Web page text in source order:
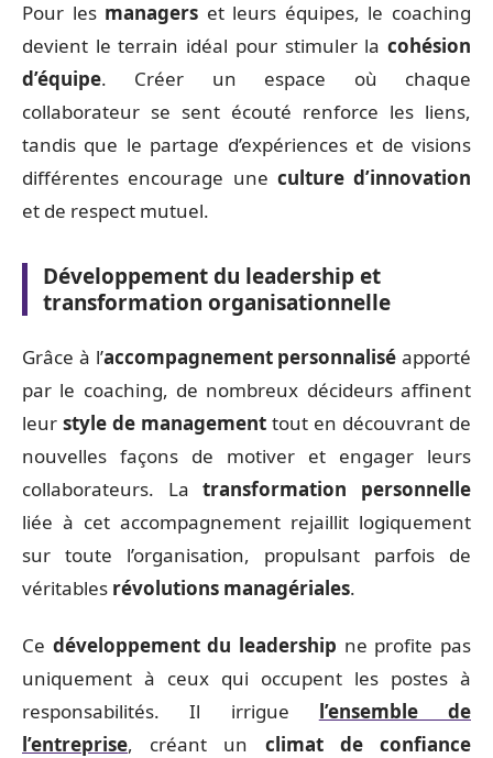
Pour les managers et leurs équipes, le coaching
devient le terrain idéal pour stimuler la cohésion
d’équipe. Créer un espace où chaque
collaborateur se sent écouté renforce les liens,
tandis que le partage d’expériences et de visions
différentes encourage une culture d’innovation
et de respect mutuel.
Développement du leadership et
transformation organisationnelle
Grâce à l’accompagnement personnalisé apporté
par le coaching, de nombreux décideurs affinent
leur style de management tout en découvrant de
nouvelles façons de motiver et engager leurs
collaborateurs. Latransformation personnelle
liée à cet accompagnement rejaillit logiquement
sur toute l’organisation, propulsant parfois de
véritables révolutions managériales.
Ce développement du leadership ne profite pas
uniquement à ceux qui occupent les postes à
responsabilités. Il irrigue l’ensemble de
l’entreprise, créant un climat de confiance